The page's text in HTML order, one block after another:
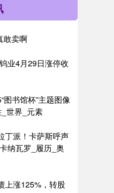
敢卖啊
业4月29日涨停收
图书馆杯”主题图像
世界_元素
丁派！卡萨斯呼声
纳瓦罗_履历_奥
上涨125%，转股